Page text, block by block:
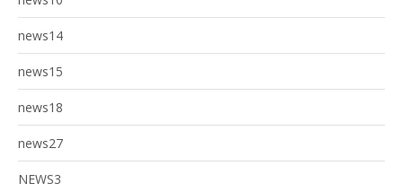
news14
news15
news18
news27
NEWS3